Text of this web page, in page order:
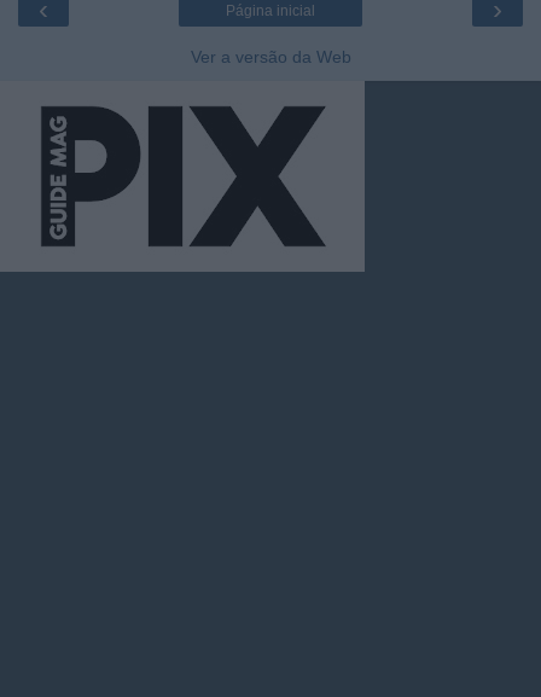
‹ ›
Página inicial
Ver a versão da Web